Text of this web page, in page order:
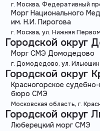
г. Москва, Федеративный
Морг Национального
им. Н.И. Пирогова
г. Москва, ул. Нижняя
Городской округ
Морг СМЭ Домодедово
г. Домодедово, ул.
Городской округ
Красногорское
бюро СМЭ
Московская область, г.
Городской округ
Люберецкий морг СМЭ